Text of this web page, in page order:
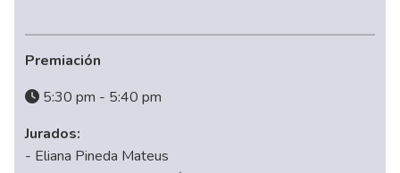
Premiación
5:30 pm - 5:40 pm
Jurados:
- Eliana Pineda Mateus